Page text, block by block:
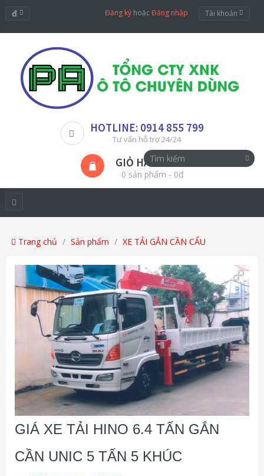
đ Đăng ký hoặcĐăng nhập Tài khoản
HOTLINE: 0914 855 799
Tư vấn hỗ trợ 24/24
GIỎ HÀNG
0 sản phẩm - 0đ
Trang chủ Sản phẩm XE TẢI GẮN CẦN CẨU
GIÁ XE TẢI HINO 6.4 TẤN GẮN
CẦN UNIC 5 TẤN 5 KHÚC